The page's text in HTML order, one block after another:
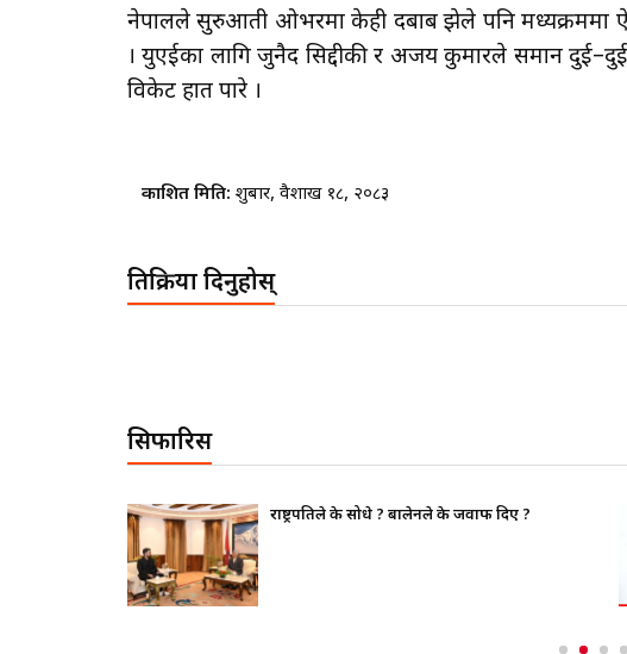
नेपालले सुरुआती ओभरमा केही दबाब झेले पनि मध्यक्रममा
। युएईका लागि जुनैद सिद्दीकी र अजय कुमारले समान
विकेट हात पारे ।
प्रकाशित मिति: शुक्रबार, वैशाख १८, २०८३
प्रतिक्रिया दिनुहोस्
सिफारिस
राष्ट्रपतिले के सोधे ? बालेनले के जवाफ दिए ?